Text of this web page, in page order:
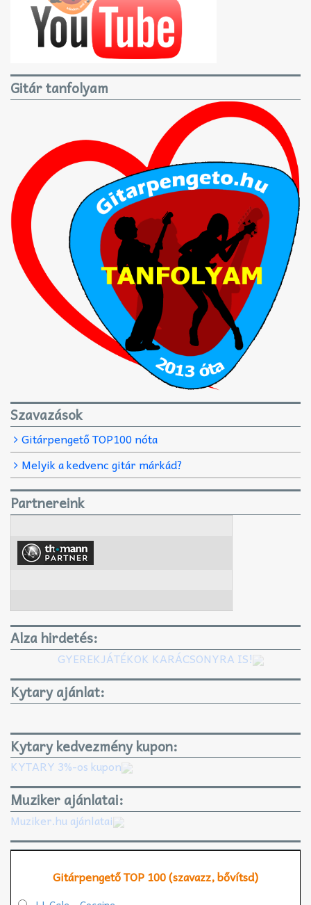
Gitár tanfolyam
Szavazások
Gitárpengető TOP100 nóta
Melyik a kedvenc gitár márkád?
Partnereink
Alza hirdetés:
GYEREKJÁTÉKOK KARÁCSONYRA IS!
Kytary ajánlat:
Kytary kedvezmény kupon:
KYTARY 3%-os kupon
Muziker ajánlatai:
Muziker.hu ajánlatai
Gitárpengető TOP 100 (szavazz, bővítsd)